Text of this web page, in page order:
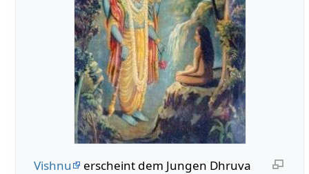
Vishnu erscheint dem Jungen Dhruva